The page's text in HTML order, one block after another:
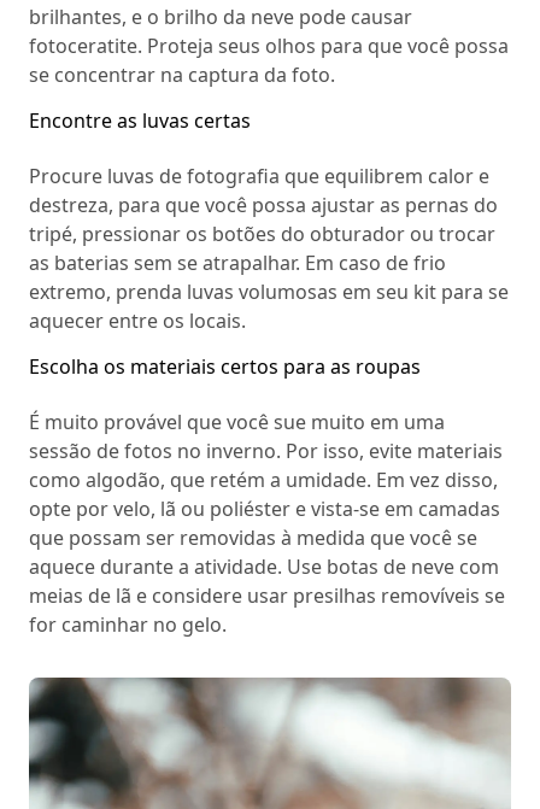
brilhantes, e o brilho da neve pode causar
fotoceratite. Proteja seus olhos para que você possa
se concentrar na captura da foto.
Encontre as luvas certas
Procure luvas de fotografia que equilibrem calor e
destreza, para que você possa ajustar as pernas do
tripé, pressionar os botões do obturador ou trocar
as baterias sem se atrapalhar. Em caso de frio
extremo, prenda luvas volumosas em seu kit para se
aquecer entre os locais.
Escolha os materiais certos para as roupas
É muito provável que você sue muito em uma
sessão de fotos no inverno. Por isso, evite materiais
como algodão, que retém a umidade. Em vez disso,
opte por velo, lã ou poliéster e vista-se em camadas
que possam ser removidas à medida que você se
aquece durante a atividade. Use botas de neve com
meias de lã e considere usar presilhas removíveis se
for caminhar no gelo.